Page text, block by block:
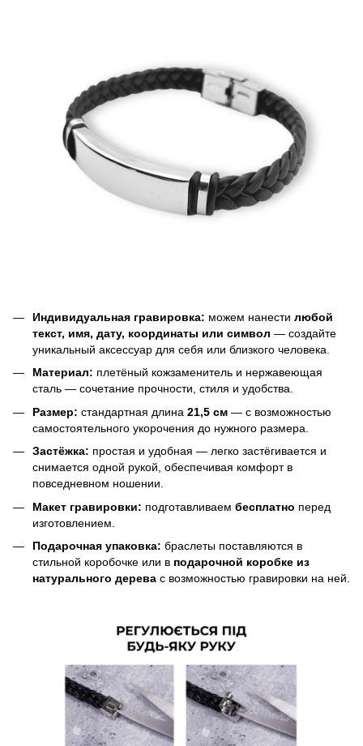
Индивидуальная гравировка: можем нанести любой
текст, имя, дату, координаты или символ — создайте
уникальный аксессуар для себя или близкого человека.
Материал: плетёный кожзаменитель и нержавеющая
сталь — сочетание прочности, стиля и удобства.
Размер: стандартная длина 21,5 см — с возможностью
самостоятельного укорочения до нужного размера.
Застёжка: простая и удобная — легко застёгивается и
снимается одной рукой, обеспечивая комфорт в
повседневном ношении.
Макет гравировки: подготавливаем бесплатно перед
изготовлением.
Подарочная упаковка: браслеты поставляются в
стильной коробочке или в подарочной коробке из
натурального дерева с возможностью гравировки на ней.